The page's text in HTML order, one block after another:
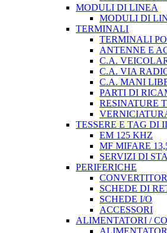
MODULI DI LINEA
MODULI DI
TERMINALI
TERMINALI
ANTENNE E
C.A.
C.A. VIA
C.A. MANI
PARTI DI
RESINATURE
TESSERE E TAG DI
EM 125 KHZ
MF MIFARE
SERVIZI DI
PERIFERICHE
SCHEDE DI
SCHEDE I/O
ACCESSORI
ALIMENTATORI /